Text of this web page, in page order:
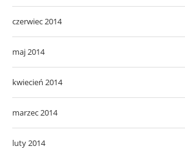
czerwiec 2014
maj 2014
kwiecień 2014
marzec 2014
luty 2014